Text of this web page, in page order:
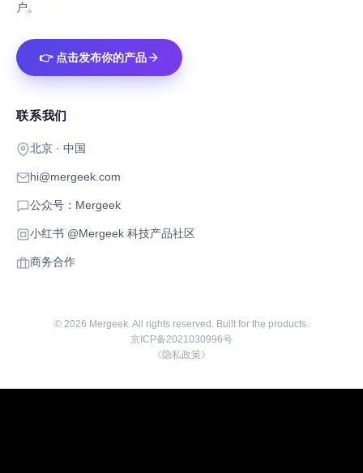
户。
👉 点击发布你的产品
联系我们
北京 · 中国
hi@mergeek.com
公众号：Mergeek
小红书 @Mergeek 科技产品社区
商务合作
© 2026 Mergeek. All rights reserved. Built for the products.
京ICP备2021030996号
《隐私政策》